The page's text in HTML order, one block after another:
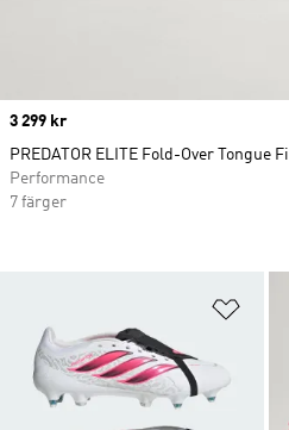
Price
3 299 kr
PREDATOR ELITE Fold-Over Tongue
Performance
7 färger